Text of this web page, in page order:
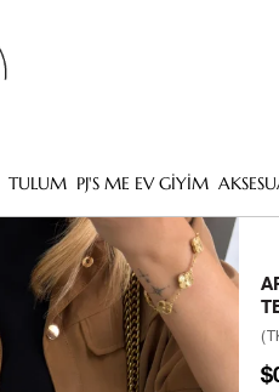
TULUM PJ'S ME EV GİYİM